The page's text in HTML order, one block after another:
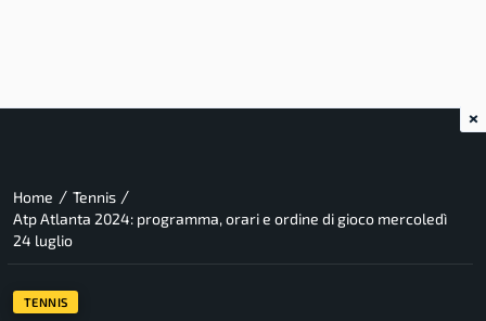
Home / Tennis /
Atp Atlanta 2024: programma, orari e ordine di gioco mercoledì
24 luglio
TENNIS
×